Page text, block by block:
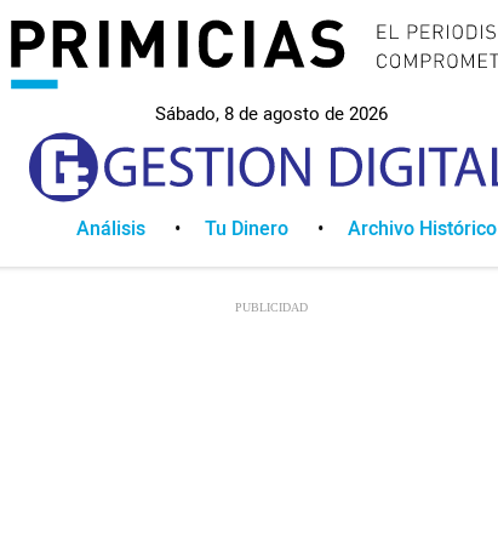
Sábado, 8 de agosto de 2026
Análisis Tu Dinero Archivo Histórico